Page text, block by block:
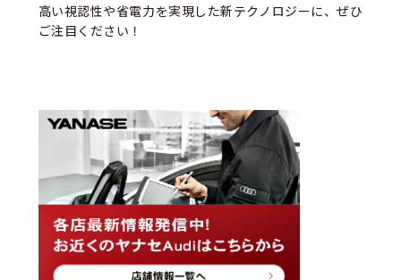
高い視認性や省電力を実現した新テクノロジーに、ぜひ
ご注目ください！